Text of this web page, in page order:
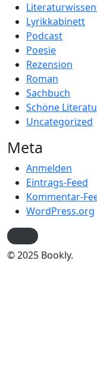
Lyrikkabinett
Podcast
Poesie
Rezension
Roman
Sachbuch
Schöne
Uncategorized
Meta
Anmelden
Eintrags-Feed
Kommentar-
WordPress.org
© 2025 Bookly.